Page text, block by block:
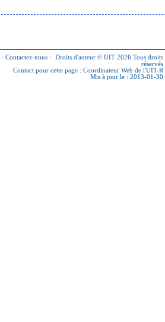
- Contactez-nous - Droits d'auteur © UIT 2026 Tous droits
réservés
Contact pour cette page : Coordinateur Web de l'UIT-R
Mis à jour le : 2013-01-30